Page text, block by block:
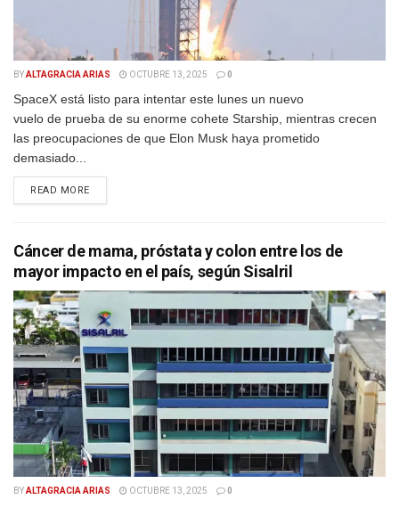
BYALTAGRACIA ARIAS OCTUBRE 13, 2025 0
SpaceX está listo para intentar este lunes un nuevo
vuelo de prueba de su enorme cohete Starship, mientras crecen
las preocupaciones de que Elon Musk haya prometido
demasiado...
READ MOREDETAILS
Cáncer de mama, próstata y colon entre los de
mayor impacto en el país, según Sisalril
BYALTAGRACIA ARIAS OCTUBRE 13, 2025 0